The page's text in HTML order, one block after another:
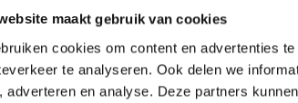
maakt gebruik van cookies
cookies om content en advertenties
te analyseren. Ook delen we
adverteren en analyse. Deze partners